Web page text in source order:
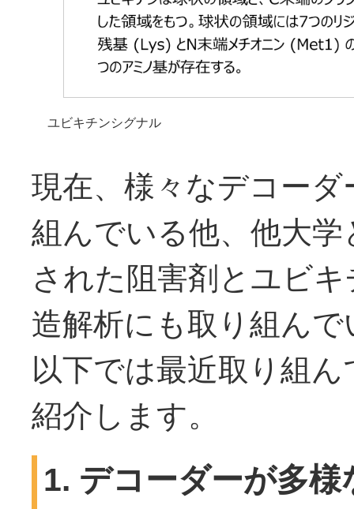
ユビキチンシグナル
現在、様々なデコー
組んでいる他、他大
された阻害剤とユビ
造解析にも取り組んで
以下では最近取り組
紹介します。
1. デコーダーが多